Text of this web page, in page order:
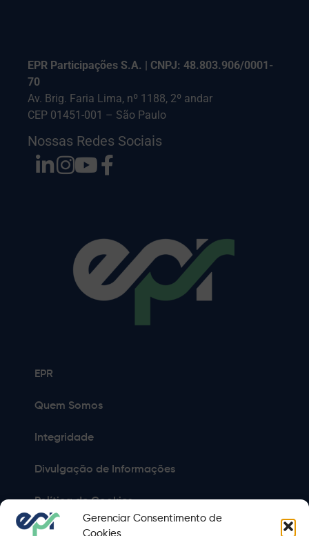
Gerenciar Consentimento de
Cookies
EPR Participações S.A. | CNPJ: 48.803.906/0001-
70
Av. Brig. Faria Lima, nº 1188, 2º andar
CEP 01451-001 – São Paulo
Nossas Redes Sociais
EPR
Quem Somos
Integridade
Divulgação de Informações
Política de Cookies
Política de Privacidade